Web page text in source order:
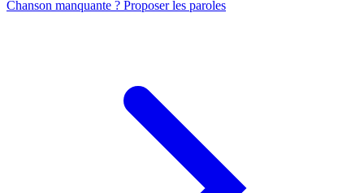
Chanson manquante ? Proposer les paroles